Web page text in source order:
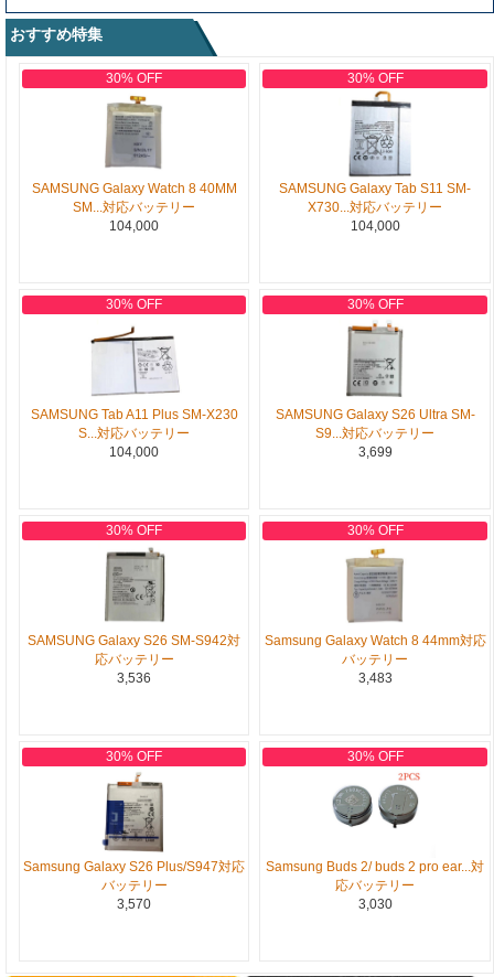
おすすめ特集
30% OFF
SAMSUNG Galaxy Watch 8 40MM
SM...対応バッテリー
104,000
30% OFF
SAMSUNG Galaxy Tab S11 SM-
X730...対応バッテリー
104,000
30% OFF
SAMSUNG Tab A11 Plus SM-X230
S...対応バッテリー
104,000
30% OFF
SAMSUNG Galaxy S26 Ultra SM-
S9...対応バッテリー
3,699
30% OFF
SAMSUNG Galaxy S26 SM-S942対
応バッテリー
3,536
30% OFF
Samsung Galaxy Watch 8 44mm対応
バッテリー
3,483
30% OFF
Samsung Galaxy S26 Plus/S947対応
バッテリー
3,570
30% OFF
Samsung Buds 2/ buds 2 pro ear...対
応バッテリー
3,030